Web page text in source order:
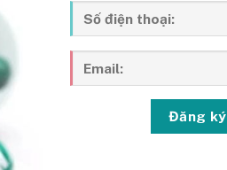
Đăng ký